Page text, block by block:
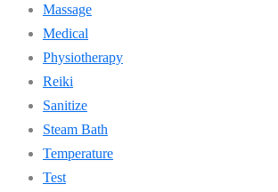
Massage
Medical
Physiotherapy
Reiki
Sanitize
Steam Bath
Temperature
Test